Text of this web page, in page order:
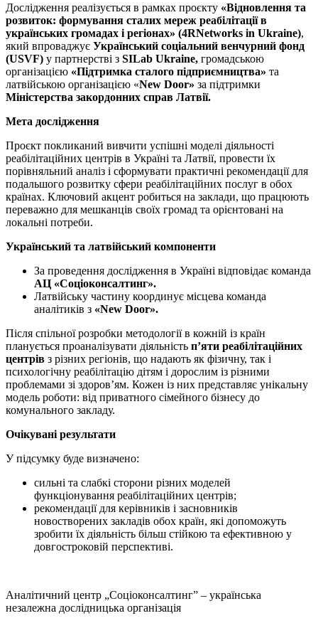
Дослідження реалізується в рамках проєкту «Відновлення та
розвиток: формування сталих мереж реабілітації в
українських громадах і регіонах» (4RNetworks in Ukraine),
який впроваджує Український соціальний венчурний фонд
(USVF) у партнерстві з SILab Ukraine, громадською
організацією «Підтримка сталого підприємництва» та
латвійською організацією «New Door» за підтримки
Міністерства закордонних справ Латвії.
Мета дослідження
Проєкт покликаний вивчити успішні моделі діяльності
реабілітаційних центрів в Україні та Латвії, провести їх
порівняльний аналіз і сформувати практичні рекомендації для
подальшого розвитку сфери реабілітаційних послуг в обох
країнах. Ключовий акцент робиться на заклади, що працюють
переважно для мешканців своїх громад та орієнтовані на
локальні потреби.
Український та латвійський компоненти
За проведення дослідження в Україні відповідає команда
АЦ «Соціоконсалтинг».
Латвійську частину координує місцева команда
аналітиків з «New Door».
Після спільної розробки методології в кожній із країн
планується проаналізувати діяльність п’яти реабілітаційних
центрів з різних регіонів, що надають як фізичну, так і
психологічну реабілітацію дітям і дорослим із різними
проблемами зі здоров’ям. Кожен із них представляє унікальну
модель роботи: від приватного сімейного бізнесу до
комунального закладу.
Очікувані результати
У підсумку буде визначено:
сильні та слабкі сторони різних моделей
функціонування реабілітаційних центрів;
рекомендації для керівників і засновників
новостворених закладів обох країн, які допоможуть
зробити їх діяльність більш стійкою та ефективною у
довгостроковій перспективі.
Аналітичний центр „Соціоконсалтинг” – українська
незалежна дослідницька організація